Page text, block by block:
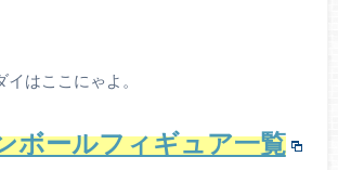
はここにゃよ。
ボールフィギュア一覧